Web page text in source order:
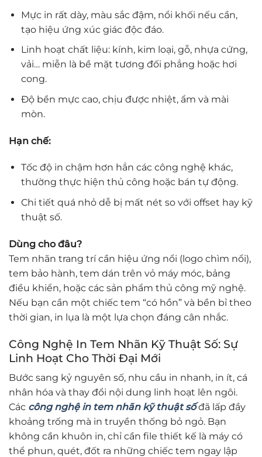
Mực in rất dày, màu sắc đậm, nổi khối nếu cần,
tạo hiệu ứng xúc giác độc đáo.
Linh hoạt chất liệu: kính, kim loại, gỗ, nhựa cứng,
vải… miễn là bề mặt tương đối phẳng hoặc hơi
cong.
Độ bền mực cao, chịu được nhiệt, ẩm và mài
mòn.
Hạn chế:
Tốc độ in chậm hơn hẳn các công nghệ khác,
thường thực hiện thủ công hoặc bán tự động.
Chi tiết quá nhỏ dễ bị mất nét so với offset hay kỹ
thuật số.
Dùng cho đâu?
Tem nhãn trang trí cần hiệu ứng nổi (logo chìm nổi),
tem bảo hành, tem dán trên vỏ máy móc, bảng
điều khiển, hoặc các sản phẩm thủ công mỹ nghệ.
Nếu bạn cần một chiếc tem “có hồn” và bền bỉ theo
thời gian, in lụa là một lựa chọn đáng cân nhắc.
Công Nghệ In Tem Nhãn Kỹ Thuật Số: Sự
Linh Hoạt Cho Thời Đại Mới
Bước sang kỷ nguyên số, nhu cầu in nhanh, in ít, cá
nhân hóa và thay đổi nội dung linh hoạt lên ngôi.
Các công nghệ in tem nhãn kỹ thuật sốđã lấp đầy
khoảng trống mà in truyền thống bỏ ngỏ. Bạn
không cần khuôn in, chỉ cần file thiết kế là máy có
thể phun, quét, đốt ra những chiếc tem ngay lập